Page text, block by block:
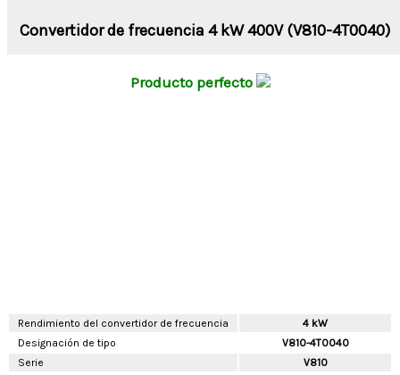
Convertidor de frecuencia 4 kW 400V (V810-4T0040)
Producto perfecto
Rendimiento del convertidor de frecuencia
4 kW
Designación de tipo
V810-4T0040
Serie
V810